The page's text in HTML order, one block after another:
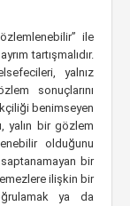
ile
tartışmalıdır.
yalnız
sonuçlarını
benimseyen
yalın bir gözlem
olduğunu
bir
ilişkin bir
ya da